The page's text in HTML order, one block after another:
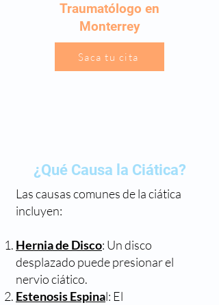
Traumatólogo en
Monterrey
Saca tu cita
¿Qué Causa la Ciática?
Las causas comunes de la ciática
incluyen:
Hernia de Disco: Un disco
desplazado puede presionar el
nervio ciático.
Estenosis Espinal: El